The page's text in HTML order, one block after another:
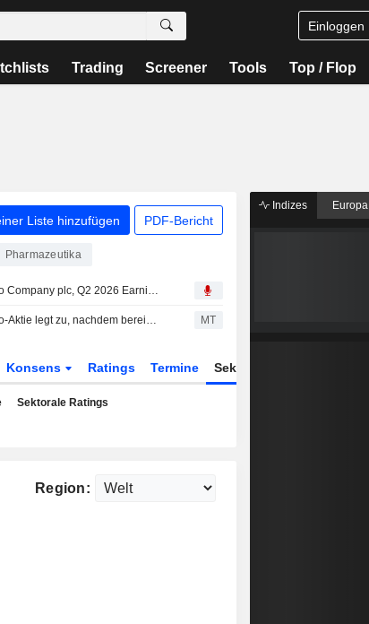
Einloggen
Trading Screener Tools Top / Flop
Liste hinzufügen PDF-Bericht
Pharmazeutika
Perrigo Company plc, Q2 2026 Earnings Call, Aug 05, 2026
Perrigo-Aktie legt zu, nachdem bereinigter Gewinn und Umsatz im zweiten Geschäftsquartal die Erwartungen übertreffen MT
Konsens Ratings Termine Sektor
Sektorale Ratings
Region:
Indizes Europa